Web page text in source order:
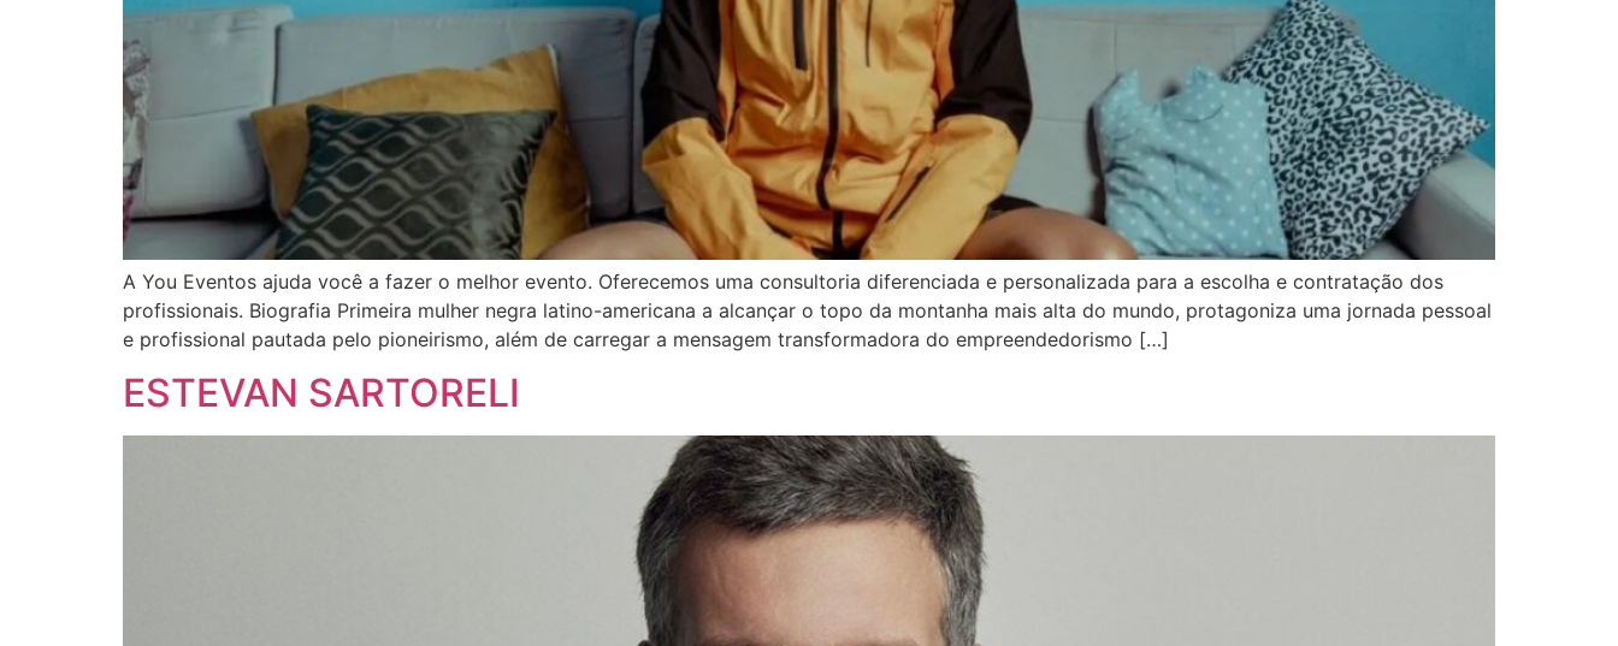
A You Eventos ajuda você a fazer o melhor evento. Oferecemos uma consultoria diferenciada e personalizada para a escolha e contratação dos
profissionais. Biografia Primeira mulher negra latino-americana a alcançar o topo da montanha mais alta do mundo, protagoniza uma jornada pessoal
e profissional pautada pelo pioneirismo, além de carregar a mensagem transformadora do empreendedorismo […]
ESTEVAN SARTORELI